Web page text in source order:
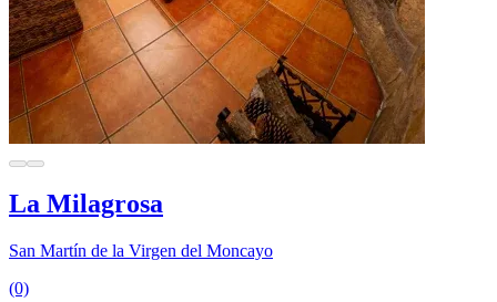
La Milagrosa
San Martín de la Virgen del Moncayo
(0)